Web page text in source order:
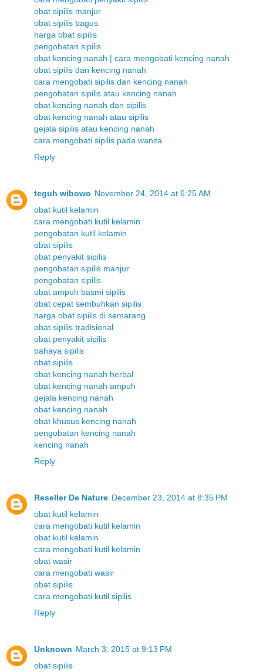
obat sipilis manjur
obat sipilis bagus
harga obat sipilis
pengobatan sipilis
obat kencing nanah | cara mengobati kencing nanah
obat sipilis dan kencing nanah
cara mengobati sipilis dan kencing nanah
pengobatan sipilis atau kencing nanah
obat kencing nanah dan sipilis
obat kencing nanah atau sipilis
gejala sipilis atau kencing nanah
cara mengobati sipilis pada wanita
Reply
teguh wibowo November 24, 2014 at 6:25 AM
obat kutil kelamin
cara mengobati kutil kelamin
pengobatan kutil kelamin
obat sipilis
obat penyakit sipilis
pengobatan sipilis manjur
pengobatan sipilis
obat ampuh basmi sipilis
obat cepat sembuhkan sipilis
harga obat sipilis di semarang
obat sipilis tradisional
obat penyakit sipilis
bahaya sipilis
obat sipilis
obat kencing nanah herbal
obat kencing nanah ampuh
gejala kencing nanah
obat kencing nanah
obat khusus kencing nanah
pengobatan kencing nanah
kencing nanah
Reply
Reseller De Nature December 23, 2014 at 8:35 PM
obat kutil kelamin
cara mengobati kutil kelamin
obat kutil kelamin
cara mengobati kutil kelamin
obat wasir
cara mengobati wasir
obat sipilis
cara mengobati kutil sipilis
Reply
Unknown March 3, 2015 at 9:13 PM
obat sipilis